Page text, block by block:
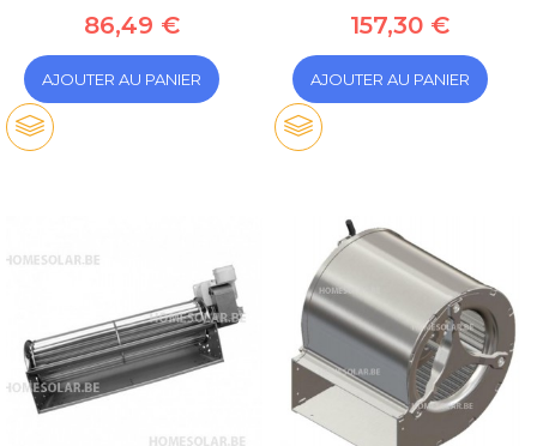
86,49 €
AJOUTER AU PANIER
157,30 €
AJOUTER AU PANIER